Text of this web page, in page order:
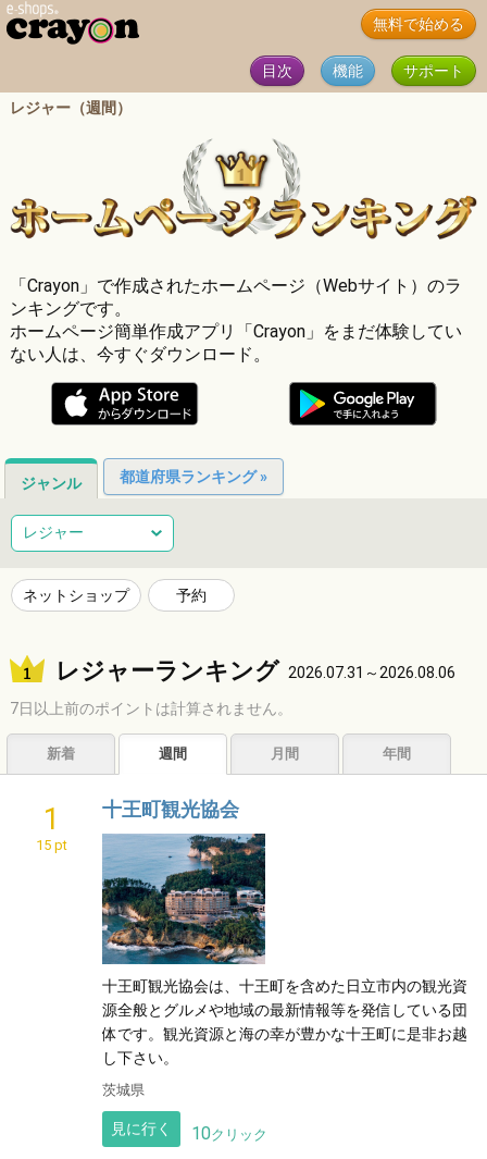
無料で始める
目次 機能
サポート
レジャー（週間）
「Crayon」で作成されたホームページ（Webサイト）のラ
ンキングです。
ホームページ簡単作成アプリ「Crayon」をまだ体験してい
ない人は、今すぐダウンロード。
ジャンル 都道府県ランキング »
総合 健康
ネイルサロン エステサロン
ショッピング グルメ 居酒屋 ビジネス
サービス 子育て 福祉
エンタメ アーティスト クリエイター その他
レジャー
ネットショップ 予約
レジャーランキング 2026.07.31～2026.08.06
7日以上前のポイントは計算されません。
新着 週間 月間 年間
1
15 pt
十王町観光協会
十王町観光協会は、十王町を含めた日立市内の観光資
源全般とグルメや地域の最新情報等を発信している団
体です。観光資源と海の幸が豊かな十王町に是非お越
し下さい。
茨城県
見に行く 10クリック